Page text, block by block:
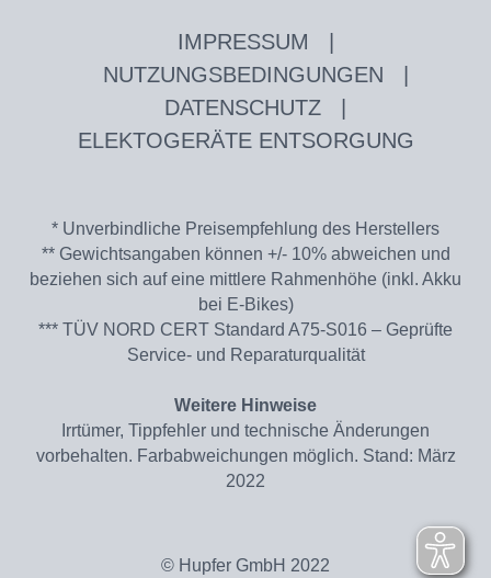
IMPRESSUM
NUTZUNGSBEDINGUNGEN
DATENSCHUTZ
ELEKTOGERÄTE ENTSORGUNG
* Unverbindliche Preisempfehlung des Herstellers
** Gewichtsangaben können +/- 10% abweichen und
beziehen sich auf eine mittlere Rahmenhöhe (inkl. Akku
bei E-Bikes)
*** TÜV NORD CERT Standard A75-S016 – Geprüfte
Service- und Reparaturqualität
Weitere Hinweise
Irrtümer, Tippfehler und technische Änderungen
vorbehalten. Farbabweichungen möglich. Stand: März
2022
© Hupfer GmbH 2022